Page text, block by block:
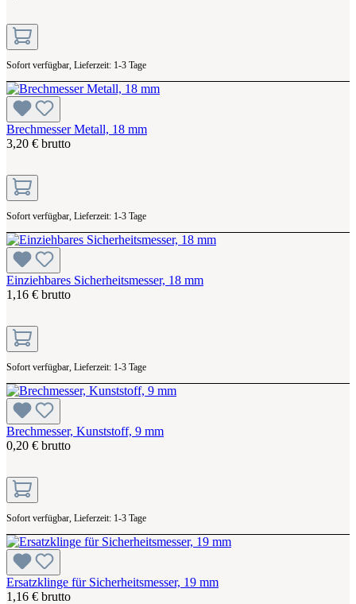
Sofort verfügbar, Lieferzeit: 1-3 Tage
Brechmesser Metall, 18 mm
3,20 € brutto
Sofort verfügbar, Lieferzeit: 1-3 Tage
Einziehbares Sicherheitsmesser, 18 mm
1,16 € brutto
Sofort verfügbar, Lieferzeit: 1-3 Tage
Brechmesser, Kunststoff, 9 mm
0,20 € brutto
Sofort verfügbar, Lieferzeit: 1-3 Tage
Ersatzklinge für Sicherheitsmesser, 19 mm
1,16 € brutto